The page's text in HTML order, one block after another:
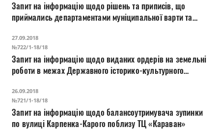
Запит на інформацію щодо рішень та приписів, що
приймались департаментами муніципальної варти та
Хрестовоздвиженської церкви (вул. Данила Галицького,
2)
27.09.2018
№722/1-18/18
Запит на інформацію щодо виданих ордерів на земельні
роботи в межах Державного історико-культурного
26.09.2018
№721/1-18/18
Запит на інформацію щодо балансоутримувача зупинки
по вулиці Карпенка-Карого поблизу ТЦ «Караван»